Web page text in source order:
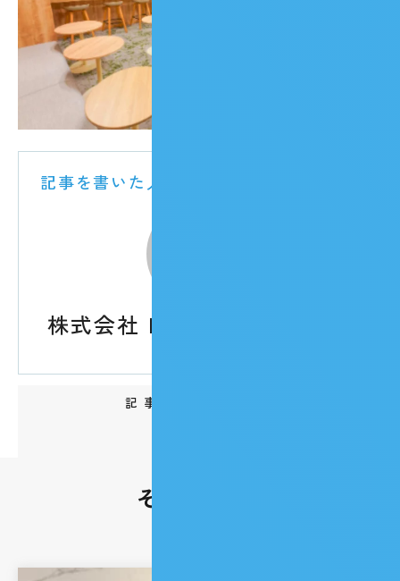
記事を書いた人
株式会社 Maenomery 管理者
記事をシェアする
その他の記事